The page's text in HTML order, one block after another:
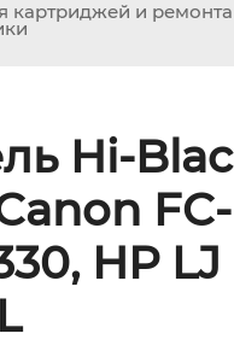
картриджей и ремонта
Hi-
FC-
НР LJ